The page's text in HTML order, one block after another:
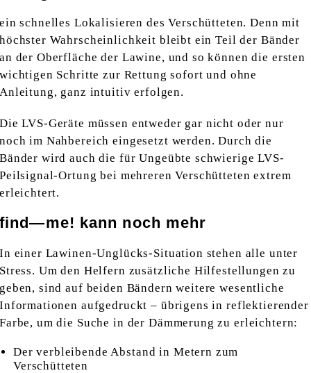
ein schnelles Lokalisieren des Verschütteten. Denn mit
höchster Wahrscheinlichkeit bleibt ein Teil der Bänder
an der Oberfläche der Lawine, und so können die ersten
wichtigen Schritte zur Rettung sofort und ohne
Anleitung, ganz intuitiv erfolgen.
Die LVS-Geräte müssen entweder gar nicht oder nur
noch im Nahbereich eingesetzt werden. Durch die
Bänder wird auch die für Ungeübte schwierige LVS-
Peilsignal-Ortung bei mehreren Verschütteten extrem
erleichtert.
find—me! kann noch mehr
In einer Lawinen-Unglücks-Situation stehen alle unter
Stress. Um den Helfern zusätzliche Hilfestellungen zu
geben, sind auf beiden Bändern weitere wesentliche
Informationen aufgedruckt – übrigens in reflektierender
Farbe, um die Suche in der Dämmerung zu erleichtern:
Der verbleibende Abstand in Metern zum
Verschütteten